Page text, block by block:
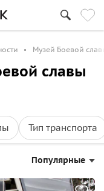
Музей Боевой
славы
Тип транспорта
Популярные